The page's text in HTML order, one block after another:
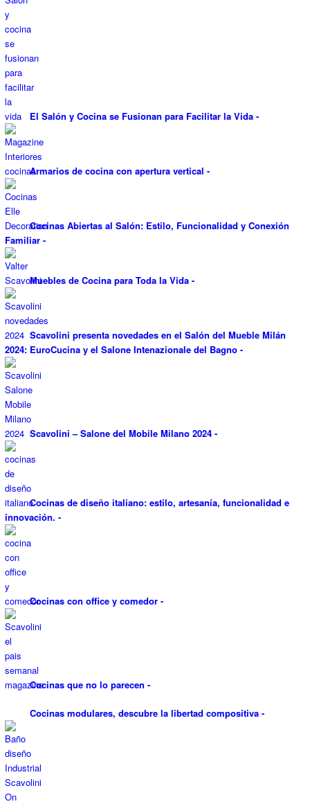
El Salón y Cocina se Fusionan para Facilitar la Vida -
Armarios de cocina con apertura vertical -
Cocinas Abiertas al Salón: Estilo, Funcionalidad y Conexión
Familiar -
Muebles de Cocina para Toda la Vida -
Scavolini presenta novedades en el Salón del Mueble Milán
2024: EuroCucina y el Salone Intenazionale del Bagno -
Scavolini – Salone del Mobile Milano 2024 -
Cocinas de diseño italiano: estilo, artesanía, funcionalidad e
innovación. -
Cocinas con office y comedor -
Cocinas que no lo parecen -
Cocinas modulares, descubre la libertad compositiva -